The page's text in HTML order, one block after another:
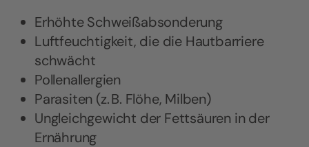
Erhöhte Schweißabsonderung
Luftfeuchtigkeit, die die Hautbarriere
schwächt
Pollenallergien
Parasiten (z. B. Flöhe, Milben)
Ungleichgewicht der Fettsäuren in der
Ernährung